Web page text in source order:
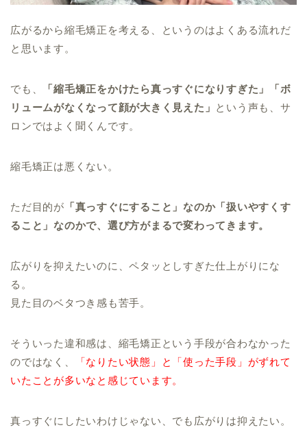
広がるから縮毛矯正を考える、というのはよくある流れだ
と思います。
でも、
「縮毛矯正をかけたら真っすぐになりすぎた」「ボ
リュームがなくなって顔が大きく見えた」 という声も、サ
ロンではよく聞くんです。
縮毛矯正は悪くない。
ただ目的が 「真っすぐにすること」なのか「扱いやすくす
ること」なのかで、選び方がまるで変わってきます。
広がりを抑えたいのに、ペタッとしすぎた仕上がりにな
る。
見た目のベタつき感も苦手。
そういった違和感は、縮毛矯正という手段が合わなかった
のではなく、
「なりたい状態」と「使った手段」がずれて
いたことが多いなと感じています。
真っすぐにしたいわけじゃない、でも広がりは抑えたい。